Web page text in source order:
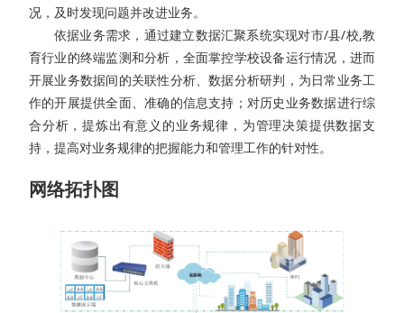
况，及时发现问题并改进业务。
依据业务需求，通过建立数据汇聚系统实现对市/县/校,教
育行业的终端监测和分析，全面掌控学校设备运行情况，进而
开展业务数据间的关联性分析、数据分析研判，为日常业务工
作的开展提供全面、准确的信息支持；对历史业务数据进行综
合分析，提炼出有意义的业务规律，为管理决策提供数据支
持，提高对业务规律的把握能力和管理工作的针对性。
网络拓扑图